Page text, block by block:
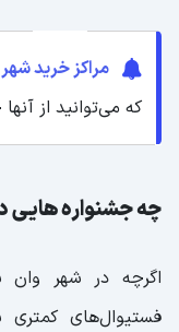
مراکز خرید
که می‌توانید از
چه جشنواره هایی
اگرچه در شهر وان
فستیوال‌های کمتری